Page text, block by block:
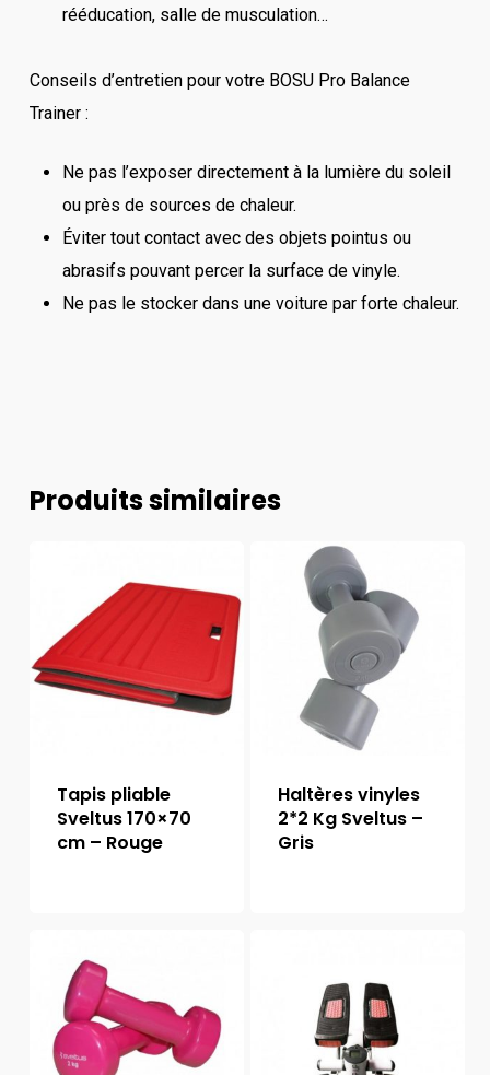
rééducation, salle de musculation…
Conseils d’entretien pour votre BOSU Pro Balance
Trainer :
Ne pas l’exposer directement à la lumière du soleil
ou près de sources de chaleur.
Éviter tout contact avec des objets pointus ou
abrasifs pouvant percer la surface de vinyle.
Ne pas le stocker dans une voiture par forte chaleur.
Produits similaires
Tapis pliable
Sveltus 170×70
cm – Rouge
Haltères vinyles
2*2 Kg Sveltus –
Gris